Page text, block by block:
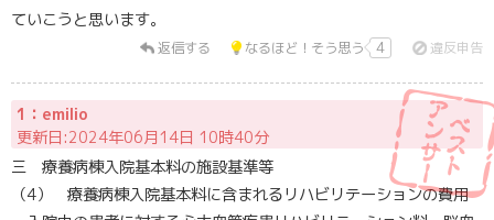
ていこうと思います。
返信する なるほど！そう思う 4 違反申告
1：emilio
更新日:2024年06月14日 10時40分
三 療養病棟入院基本料の施設基準等
（4） 療養病棟入院基本料に含まれるリハビリテーションの費用